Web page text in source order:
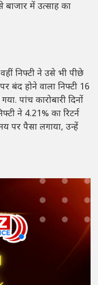
में उत्साह का
निफ्टी ने उसे भी पीछे
बंद होने वाला निफ्टी 16
पांच कारोबारी दिनों
ने 4.21% का रिटर्न
पर पैसा लगाया, उन्हें